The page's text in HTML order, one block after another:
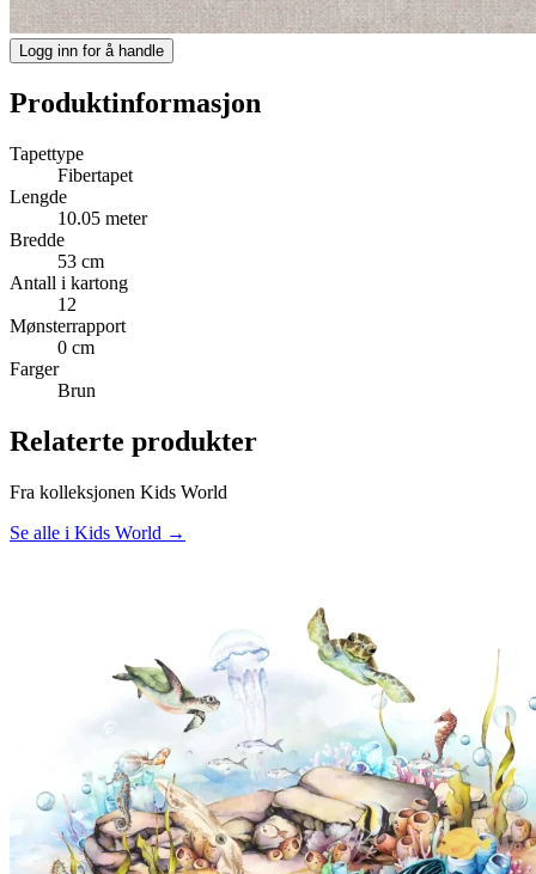
Logg inn for å handle
Produktinformasjon
Tapettype
Fibertapet
Lengde
10.05 meter
Bredde
53 cm
Antall i kartong
12
Mønsterrapport
0 cm
Farger
Brun
Relaterte produkter
Fra kolleksjonen Kids World
Se alle i Kids World →